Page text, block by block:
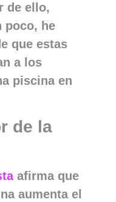
de ello,
poco, he
que estas
a los
piscina en
de la
afirma que
aumenta el